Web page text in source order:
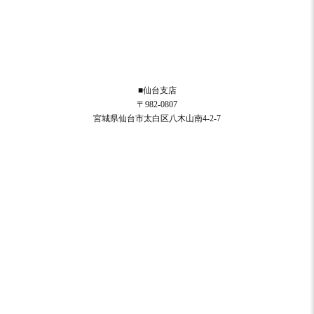
■仙台支店
〒982-0807
宮城県仙台市太白区八木山南4-2-7